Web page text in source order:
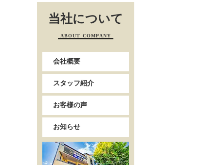
当社について
ABOUT COMPANY
会社概要
スタッフ紹介
お客様の声
お知らせ